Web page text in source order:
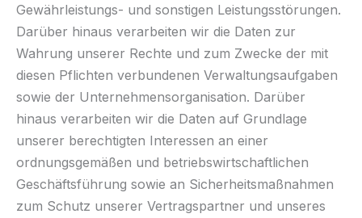
Gewährleistungs- und sonstigen Leistungsstörungen.
Darüber hinaus verarbeiten wir die Daten zur
Wahrung unserer Rechte und zum Zwecke der mit
diesen Pflichten verbundenen Verwaltungsaufgaben
sowie der Unternehmensorganisation. Darüber
hinaus verarbeiten wir die Daten auf Grundlage
unserer berechtigten Interessen an einer
ordnungsgemäßen und betriebswirtschaftlichen
Geschäftsführung sowie an Sicherheitsmaßnahmen
zum Schutz unserer Vertragspartner und unseres